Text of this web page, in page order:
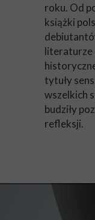
roku. Od
książki
literaturze
tytuły
wszelkich
budziły
refleksji.